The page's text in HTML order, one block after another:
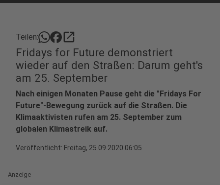
Teilen: open_in_new
Fridays for Future demonstriert
wieder auf den Straßen: Darum geht's
am 25. September
Nach einigen Monaten Pause geht die "Fridays For
Future"-Bewegung zurück auf die Straßen. Die
Klimaaktivisten rufen am 25. September zum
globalen Klimastreik auf.
Veröffentlicht: Freitag, 25.09.2020 06:05
Anzeige